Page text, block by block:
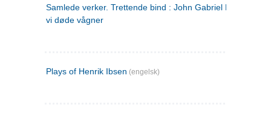
Samlede verker. Trettende bind : John Gabriel Borkman ;
vi døde vågner
Plays of Henrik Ibsen (engelsk)